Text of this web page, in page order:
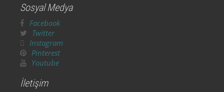
Sosyal Medya
Facebook
Twitter
Instagram
Pinterest
Youtube
İletişim